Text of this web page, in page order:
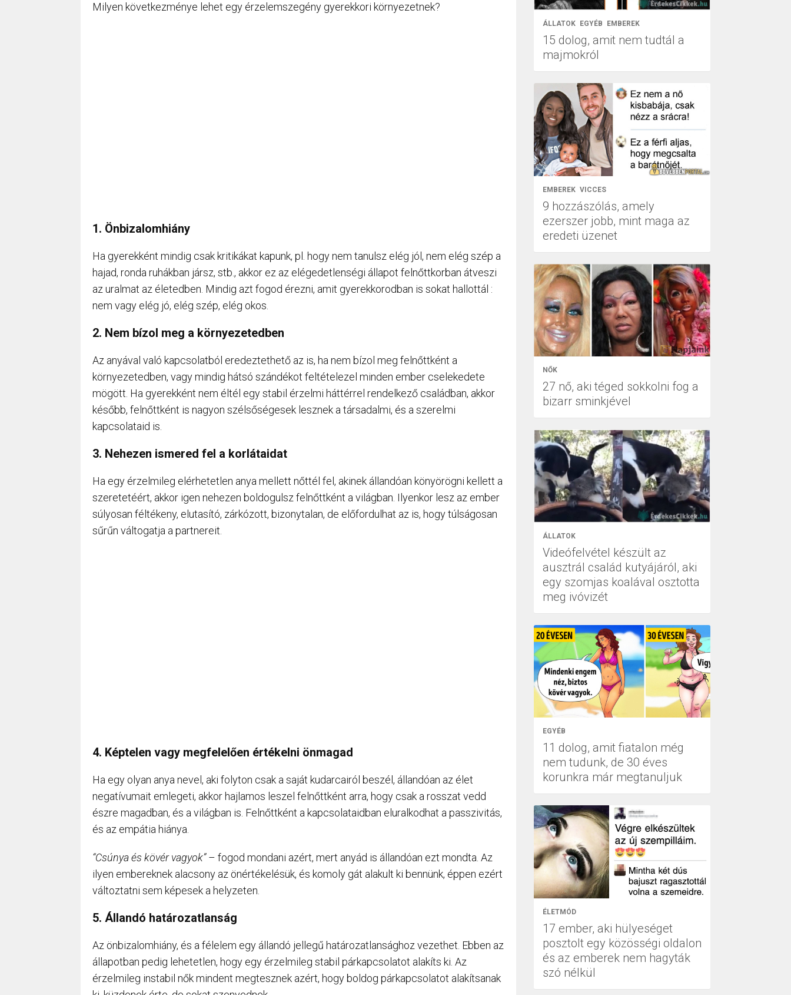
Milyen következménye lehet egy érzelemszegény gyerekkori környezetnek?
1. Önbizalomhiány
Ha gyerekként mindig csak kritikákat kapunk, pl. hogy nem tanulsz elég jól, nem elég szép a
hajad, ronda ruhákban jársz, stb., akkor ez az elégedetlenségi állapot felnőttkorban átveszi
az uralmat az életedben. Mindig azt fogod érezni, amit gyerekkorodban is sokat hallottál :
nem vagy elég jó, elég szép, elég okos.
2. Nem bízol meg a környezetedben
Az anyával való kapcsolatból eredeztethető az is, ha nem bízol meg felnőttként a
környezetedben, vagy mindig hátsó szándékot feltételezel minden ember cselekedete
mögött. Ha gyerekként nem éltél egy stabil érzelmi háttérrel rendelkező családban, akkor
később, felnőttként is nagyon szélsőségesek lesznek a társadalmi, és a szerelmi
kapcsolataid is.
3. Nehezen ismered fel a korlátaidat
Ha egy érzelmileg elérhetetlen anya mellett nőttél fel, akinek állandóan könyörögni kellett a
szeretetéért, akkor igen nehezen boldogulsz felnőttként a világban. Ilyenkor lesz az ember
súlyosan féltékeny, elutasító, zárkózott, bizonytalan, de előfordulhat az is, hogy túlságosan
sűrűn váltogatja a partnereit.
4. Képtelen vagy megfelelően értékelni önmagad
Ha egy olyan anya nevel, aki folyton csak a saját kudarcairól beszél, állandóan az élet
negatívumait emlegeti, akkor hajlamos leszel felnőttként arra, hogy csak a rosszat vedd
észre magadban, és a világban is. Felnőttként a kapcsolataidban eluralkodhat a passzivitás,
és az empátia hiánya.
“Csúnya és kövér vagyok”– fogod mondani azért, mert anyád is állandóan ezt mondta. Az
ilyen embereknek alacsony az önértékelésük, és komoly gát alakult ki bennünk, éppen ezért
változtatni sem képesek a helyzeten.
5. Állandó határozatlanság
Az önbizalomhiány, és a félelem egy állandó jellegű határozatlansághoz vezethet. Ebben az
állapotban pedig lehetetlen, hogy egy érzelmileg stabil párkapcsolatot alakíts ki. Az
érzelmileg instabil nők mindent megtesznek azért, hogy boldog párkapcsolatot alakítsanak
ÁLLATOK EGYÉB EMBEREK
15 dolog, amit nem tudtál a
majmokról
EMBEREK VICCES
9 hozzászólás, amely
ezerszer jobb, mint maga az
eredeti üzenet
NŐK
27 nő, aki téged sokkolni fog a
bizarr sminkjével
ÁLLATOK
Videófelvétel készült az
ausztrál család kutyájáról, aki
egy szomjas koalával osztotta
meg ivóvizét
EGYÉB
11 dolog, amit fiatalon még
nem tudunk, de 30 éves
korunkra már megtanuljuk
ÉLETMÓD
17 ember, aki hülyeséget
posztolt egy közösségi oldalon
és az emberek nem hagyták
szó nélkül